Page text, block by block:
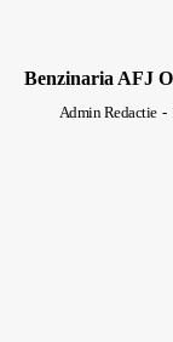
Benzinaria AFJ
Admin Redactie -